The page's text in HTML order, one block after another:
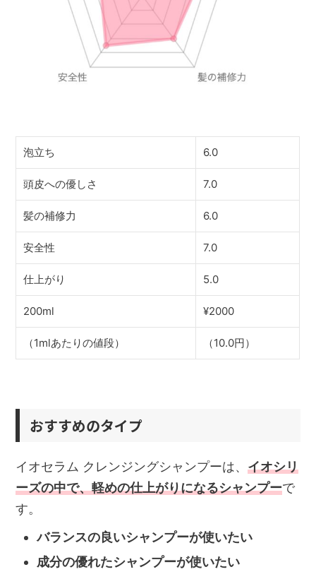
泡立ち 6.0
頭皮への優しさ 7.0
髪の補修力 6.0
安全性 7.0
仕上がり 5.0
200ml ¥2000
（1mlあたりの値段） （10.0円）
おすすめのタイプ
イオセラム クレンジングシャンプーは、イオシリ
ーズの中で、軽めの仕上がりになるシャンプーで
す。
バランスの良いシャンプーが使いたい
成分の優れたシャンプーが使いたい